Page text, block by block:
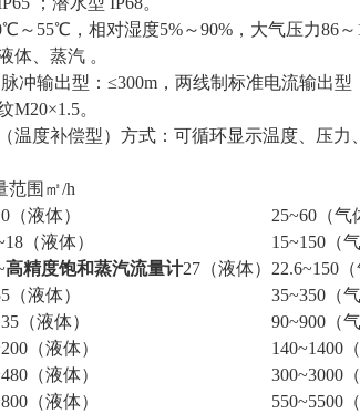
℃～ 55℃，相对湿度5%～90% ，大气压力86～
体、蒸汽 。
脉冲输出型： ≤300m ，两线制标准电流输出型
M20×1.5。
温度补偿型）方式：可循环显示温度、压力
范围㎡/h
（液体） 25~60（气
（液体）
15~150（气
高精度饱和蒸汽流量计27（液体） 22.6~150（
（液体）
35~350（气
（液体）
90~900（气
（液体）
140~1400
（液体）
300~3000
（液体）
550~5500